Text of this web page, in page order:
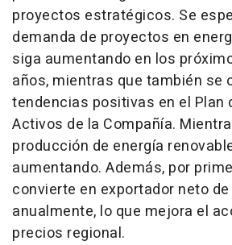
proyectos estratégicos. Se
demanda de proyectos en
siga aumentando en los
años, mientras que también se
tendencias positivas en el Plan
Activos de la Compañía.
producción de energía
aumentando. Además, por
convierte en exportador neto
anualmente, lo que mejora el
precios regional.